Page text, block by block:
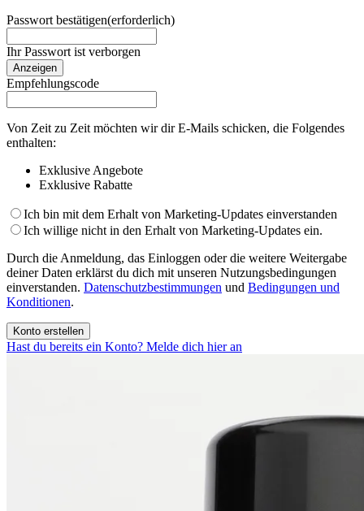
Passwort bestätigen(erforderlich)
Ihr Passwort ist verborgen
Anzeigen
Empfehlungscode
Von Zeit zu Zeit möchten wir dir E-Mails schicken, die Folgendes
enthalten:
Exklusive Angebote
Exklusive Rabatte
Ich bin mit dem Erhalt von Marketing-Updates einverstanden
Ich willige nicht in den Erhalt von Marketing-Updates ein.
Durch die Anmeldung, das Einloggen oder die weitere Weitergabe
deiner Daten erklärst du dich mit unseren Nutzungsbedingungen
einverstanden. Datenschutzbestimmungen und Bedingungen und
Konditionen.
Konto erstellen
Hast du bereits ein Konto? Melde dich hier an